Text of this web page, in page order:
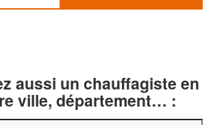
aussi un chauffagiste en
ville, département… :